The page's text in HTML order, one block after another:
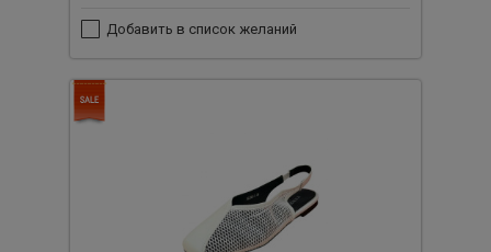
Добавить в список желаний